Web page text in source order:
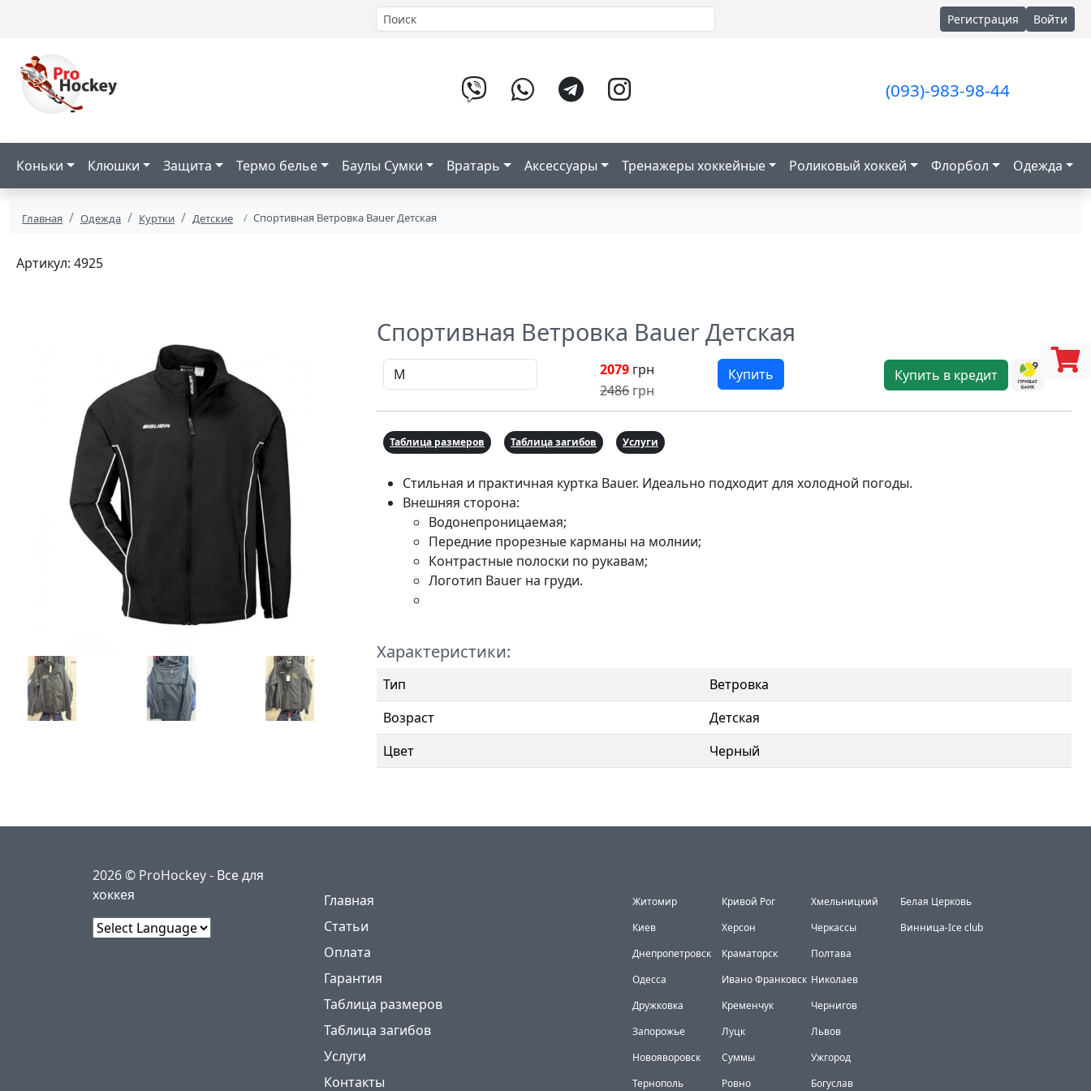
Регистрация Войти
(093)-983-98-44
Коньки Клюшки Защита Термо белье Баулы Сумки Вратарь Аксессуары Тренажеры хоккейные Роликовый хоккей Флорбол Одежда
Главная Одежда Куртки Детские Спортивная Ветровка Bauer Детская
Артикул: 4925
Спортивная Ветровка Bauer Детская
2079 грн
2486 грн
Купить Купить в кредит
Таблица размеров Таблица загибов Услуги
Стильная и практичная куртка Bauer. Идеально подходит для холодной погоды.
Внешняя сторона:
Водонепроницаемая;
Передние прорезные карманы на молнии;
Контрастные полоски по рукавам;
Логотип Bauer на груди.
Характеристики:
Тип
Ветровка
Возраст
Детская
Цвет
Черный
2026 © ProHockey - Все для
хоккея
Главная
Статьи
Оплата
Гарантия
Таблица размеров
Таблица загибов
Услуги
Контакты
Житомир
Киев
Днепропетровск
Одесса
Дружковка
Запорожье
Новояворовск
Тернополь
Кривой Рог
Херсон
Краматорск
Ивано Франковск
Кременчук
Луцк
Суммы
Ровно
Хмельницкий
Черкассы
Полтава
Николаев
Чернигов
Львов
Ужгород
Богуслав
Белая Церковь
Винница-Ice club